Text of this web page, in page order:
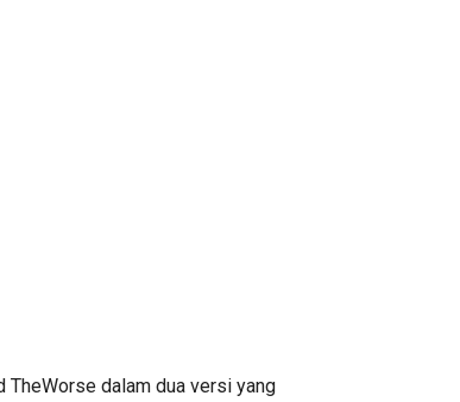
TheWorse dalam dua versi yang